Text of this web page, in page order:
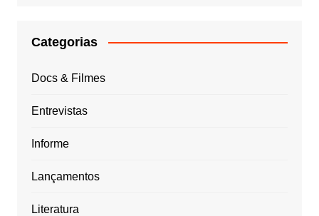
Categorias
Docs & Filmes
Entrevistas
Informe
Lançamentos
Literatura